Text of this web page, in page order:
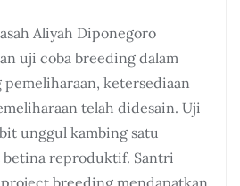
Aliyah Diponegoro
uji coba breeding dalam
pemeliharaan, ketersediaan
telah didesain. Uji
unggul kambing satu
betina reproduktif. Santri
breeding mendapatkan